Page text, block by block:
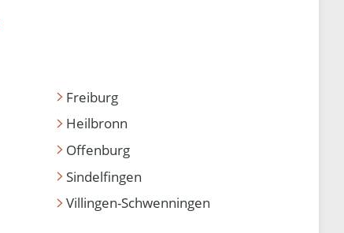
Freiburg
Heilbronn
Offenburg
Sindelfingen
Villingen-Schwenningen